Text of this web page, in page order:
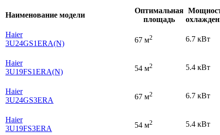
Наименование модели
Оптимальная
площадь
Haier
3U24GS1ERA(N)
67 м2 6.7 кВт
Haier
3U19FS1ERA(N)
54 м2 5.4 кВт
Haier
3U24GS3ERA
67 м2 6.7 кВт
Haier
3U19FS3ERA
54 м2 5.4 кВт